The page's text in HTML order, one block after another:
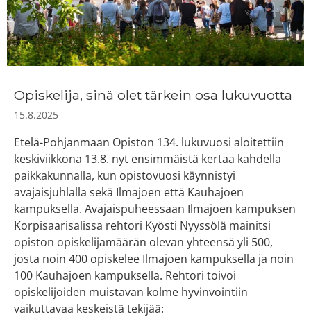
Opiskelija, sinä olet tärkein osa lukuvuotta
15.8.2025
Etelä-Pohjanmaan Opiston 134. lukuvuosi aloitettiin
keskiviikkona 13.8. nyt ensimmäistä kertaa kahdella
paikkakunnalla, kun opistovuosi käynnistyi
avajaisjuhlalla sekä Ilmajoen että Kauhajoen
kampuksella. Avajaispuheessaan Ilmajoen kampuksen
Korpisaarisalissa rehtori Kyösti Nyyssölä mainitsi
opiston opiskelijamäärän olevan yhteensä yli 500,
josta noin 400 opiskelee Ilmajoen kampuksella ja noin
100 Kauhajoen kampuksella. Rehtori toivoi
opiskelijoiden muistavan kolme hyvinvointiin
vaikuttavaa keskeistä tekijää: